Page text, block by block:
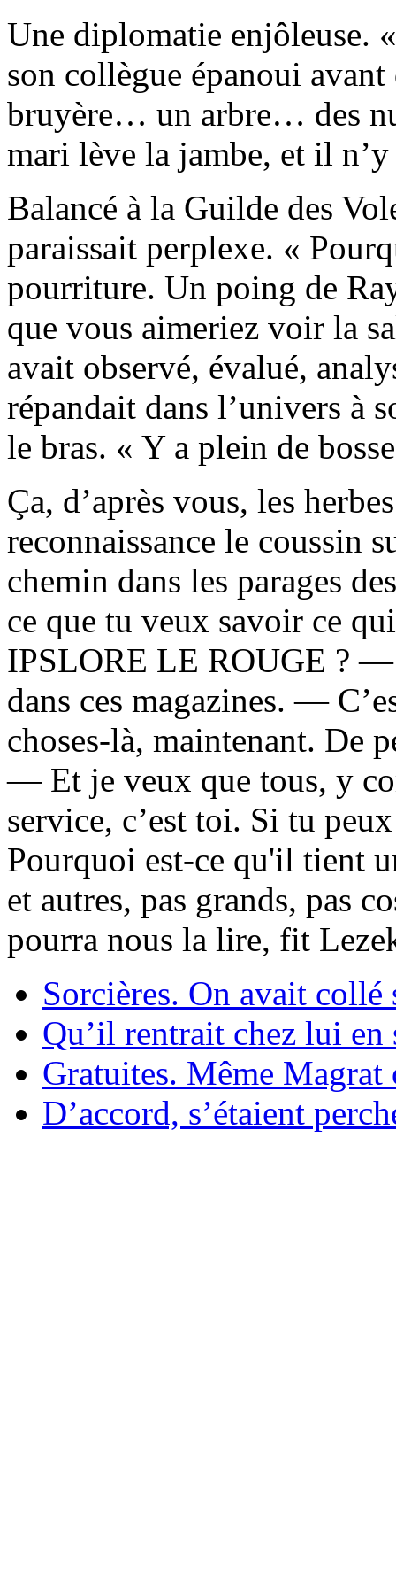
Une diplomatie enjôleuse.
son collègue épanoui
bruyère… un arbre… des
mari lève la jambe, et il
Balancé à la Guilde des
paraissait perplexe. «
pourriture. Un poing de
que vous aimeriez voir la
avait observé, évalué,
répandait dans l’univers à
le bras. « Y a plein de
Ça, d’après vous, les
reconnaissance le coussin
chemin dans les parages
ce que tu veux savoir ce
IPSLORE LE ROUGE ? —
dans ces magazines. —
choses-là, maintenant. De
— Et je veux que tous, y
service, c’est toi. Si tu
Pourquoi est-ce qu'il tient
et autres, pas grands, pas
pourra nous la lire, fit
Sorcières. On avait collé
Qu’il rentrait chez lui en
Gratuites. Même Magrat
D’accord, s’étaient